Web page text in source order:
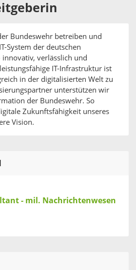
Bundeswehr betreiben und
System der deutschen
verlässlich und
IT-Infrastruktur ist
in der digitalisierten Welt zu
unterstützen wir
der Bundeswehr. So
Zukunftsfähigkeit unseres
Vision.
- mil. Nachrichtenwesen